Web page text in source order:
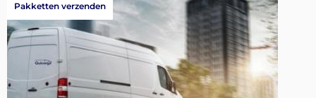
Pakketten verzenden